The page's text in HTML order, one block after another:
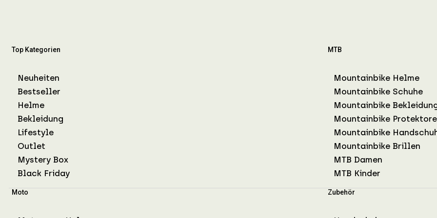
Top Kategorien
Neuheiten
Bestseller
Helme
Bekleidung
Lifestyle
Outlet
Mystery Box
Black Friday
MTB
Mountainbike Helme
Mountainbike Schuhe
Mountainbike
Mountainbike
Mountainbike
Mountainbike Brillen
MTB Damen
MTB Kinder
Moto Zubehör